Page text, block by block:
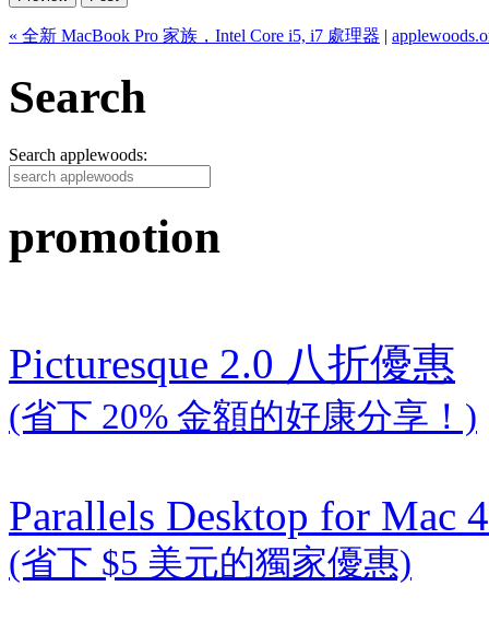
« 全新 MacBook Pro 家族，Intel Core i5, i7 處理器
Search
Search applewoods:
promotion
Picturesque 2.0 八折優惠
(省下 20% 金額的好康分享！)
Parallels Desktop for Mac
(省下 $5 美元的獨家優惠)